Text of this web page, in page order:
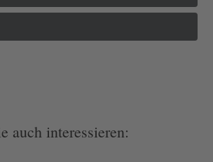
auch interessieren: